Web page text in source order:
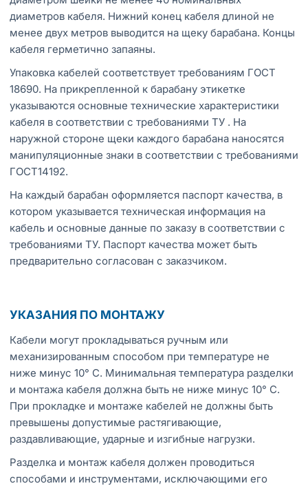
диаметров кабеля. Нижний конец кабеля длиной не
менее двух метров выводится на щеку барабана. Концы
кабеля герметично запаяны.
Упаковка кабелей соответствует требованиям ГОСТ
18690. На прикрепленной к барабану этикетке
указываются основные технические характеристики
кабеля в соответствии с требованиями ТУ . На
наружной стороне щеки каждого барабана наносятся
манипуляционные знаки в соответствии с требованиями
ГОСТ14192.
На каждый барабан оформляется паспорт качества, в
котором указывается техническая информация на
кабель и основные данные по заказу в соответствии с
требованиями ТУ. Паспорт качества может быть
предварительно согласован с заказчиком.
УКАЗАНИЯ ПО МОНТАЖУ
Кабели могут прокладываться ручным или
механизированным способом при температуре не
ниже минус 10° С. Минимальная температура разделки
и монтажа кабеля должна быть не ниже минус 10° С.
При прокладке и монтаже кабелей не должны быть
превышены допустимые растягивающие,
раздавливающие, ударные и изгибные нагрузки.
Разделка и монтаж кабеля должен проводиться
способами и инструментами, исключающими его